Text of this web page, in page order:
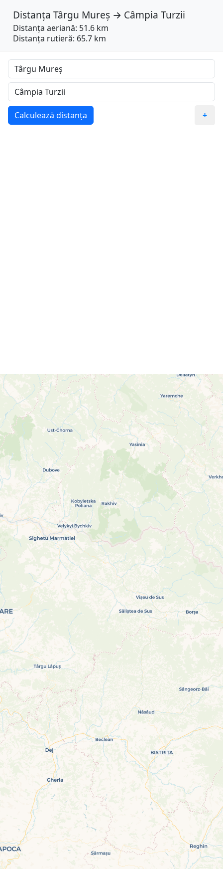
Distanța Târgu Mureș → Câmpia Turzii
Distanța aeriană: 51.6 km
Distanța rutieră: 65.7 km
Calculează distanța +